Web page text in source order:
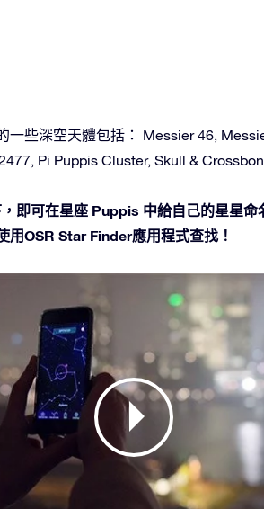
一些深空天體包括： Messier 46,
Pi Puppis Cluster, Skull &
即可在星座 Puppis 中給自己的星星命
用OSR Star Finder應用程式查找！